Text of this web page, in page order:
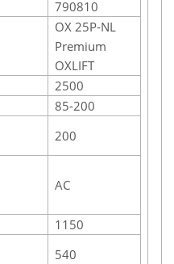
790810
OX 25P-NL
Premium
OXLIFT
2500
85-200
200
AC
1150
540